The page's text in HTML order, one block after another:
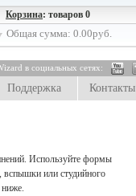
Корзина: товаров 0
Общая сумма: 0.00руб.
в социальных сетях:
Поддержка Контакты
Используйте формы
вспышки или студийного
ниже.